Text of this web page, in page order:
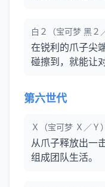
白２（宝可梦 黑２
在锐利的爪子尖
碰擦到，就能让
第六世代
Ｘ（宝可梦 Ｘ／Ｙ）
从爪子释放出一
组成团队生活。